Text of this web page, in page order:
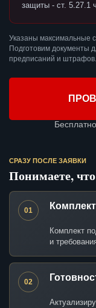
защиты - ст. 5.27.1
Указаны максимальные
Подготовим документы
предписаний и штрафов.
СРАЗУ ПОСЛЕ ЗАЯВКИ
Понимаете,
01
Комплект
и
02